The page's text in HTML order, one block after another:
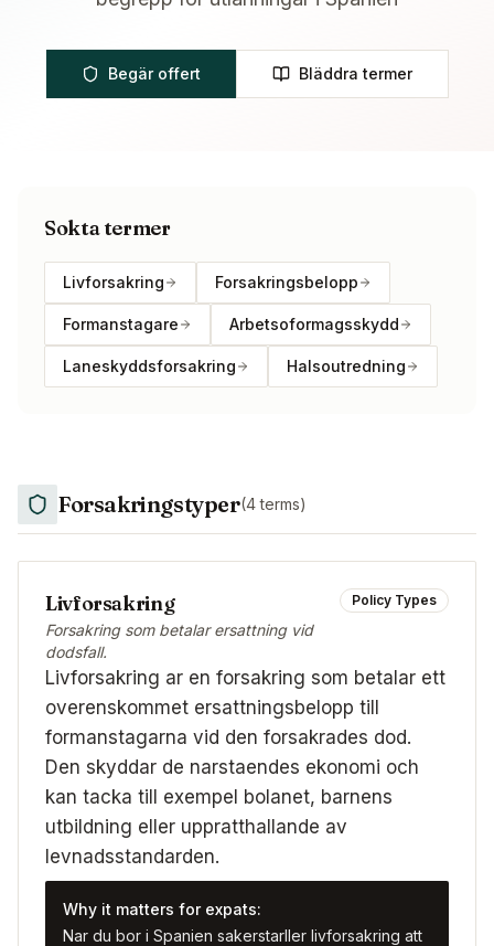
Begär offert Bläddra termer
Sokta termer
Livforsakring Forsakringsbelopp
Formanstagare Arbetsoformagsskydd
Laneskyddsforsakring Halsoutredning
Forsakringstyper(4terms)
Livforsakring
Forsakring som betalar ersattning vid
dodsfall.
Policy Types
Livforsakring ar en forsakring som betalar ett
overenskommet ersattningsbelopp till
formanstagarna vid den forsakrades dod.
Den skyddar de narstaendes ekonomi och
kan tacka till exempel bolanet, barnens
utbildning eller uppratthallande av
levnadsstandarden.
Why it matters for expats:
Nar du bor i Spanien sakerstarller livforsakring att